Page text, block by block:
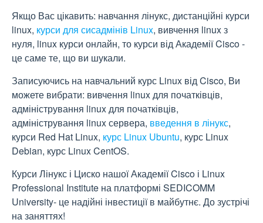
Якщо Вас цікавить: навчання лінукс, дистанційні курси
linux, курси для сисадмінів Linux, вивчення linux з
нуля, linux курси онлайн, то курси від Академії Cisco -
це саме те, що ви шукали.
Записуючись на навчальний курс Linux від Cisco, Ви
можете вибрати: вивчення linux для початківців,
адміністрування linux для початківців,
адміністрування linux сервера, введення в лінукс,
курси Red Hat Linux, курс Linux Ubuntu, курс Linux
Debian, курс Linux CentOS.
Курси Лінукс і Циско нашої Академії Cisco і Linux
Professional Institute на платформі SEDICOMM
University- це надійні інвестиції в майбутнє. До зустрічі
на заняттях!